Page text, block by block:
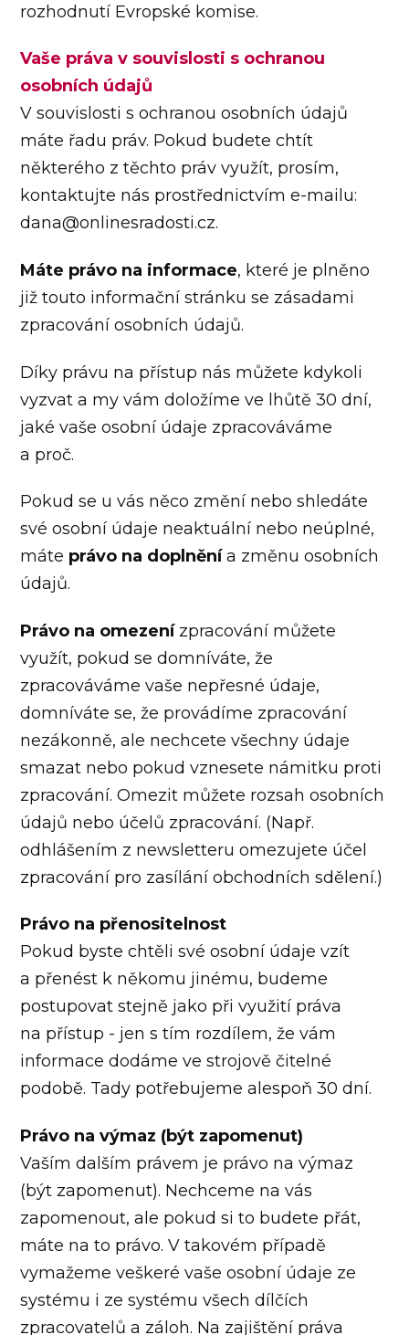
rozhodnutí Evropské komise.
Vaše práva v souvislosti s ochranou
osobních údajů
V souvislosti s ochranou osobních údajů
máte řadu práv. Pokud budete chtít
některého z těchto práv využít, prosím,
kontaktujte nás prostřednictvím e-mailu:
dana@onlinesradosti.cz.
Máte právo na informace, které je plněno
již touto informační stránku se zásadami
zpracování osobních údajů.
Díky právu na přístup nás můžete kdykoli
vyzvat a my vám doložíme ve lhůtě 30 dní,
jaké vaše osobní údaje zpracováváme
a proč.
Pokud se u vás něco změní nebo shledáte
své osobní údaje neaktuální nebo neúplné,
máte právo na doplněnía změnu osobních
údajů.
Právo na omezenízpracování můžete
využít, pokud se domníváte, že
zpracováváme vaše nepřesné údaje,
domníváte se, že provádíme zpracování
nezákonně, ale nechcete všechny údaje
smazat nebo pokud vznesete námitku proti
zpracování. Omezit můžete rozsah osobních
údajů nebo účelů zpracování. (Např.
odhlášením z newsletteru omezujete účel
zpracování pro zasílání obchodních sdělení.)
Právo na přenositelnost
Pokud byste chtěli své osobní údaje vzít
a přenést k někomu jinému, budeme
postupovat stejně jako při využití práva
na přístup - jen s tím rozdílem, že vám
informace dodáme ve strojově čitelné
podobě. Tady potřebujeme alespoň 30 dní.
Právo na výmaz (být zapomenut)
Vaším dalším právem je právo na výmaz
(být zapomenut). Nechceme na vás
zapomenout, ale pokud si to budete přát,
máte na to právo. V takovém případě
vymažeme veškeré vaše osobní údaje ze
systému i ze systému všech dílčích
zpracovatelů a záloh. Na zajištění práva